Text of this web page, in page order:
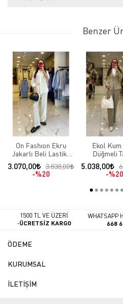
Benzer
On Fashıon Ekru
Jakarlı Beli Lastikli
Takım
3.070,00
3.838,00
%20
Ekol Kum
Düğmeli
5.038,00
%20
1500 TL VE ÜZERİ
-ÜCRETSİZ KARGO
WHATSAPP
668
ÖDEME
KURUMSAL
İLETİŞİM